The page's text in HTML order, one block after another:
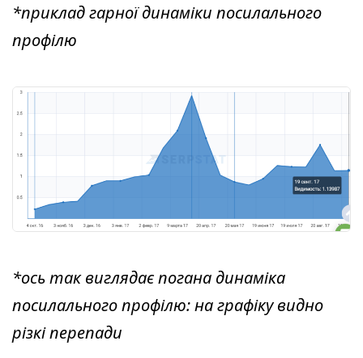
*приклад гарної динаміки посилального
профілю
*ось так виглядає погана динаміка
посилального профілю: на графіку видно
різкі перепади